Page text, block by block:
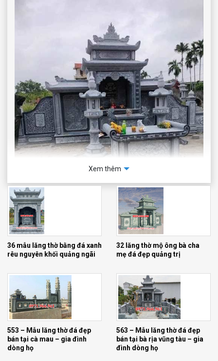
Lăng thờ đá xanh
Xem thêm
36 mẫu lăng thờ bằng đá xanh
rêu nguyên khối quảng ngãi
32 lăng thờ mộ ông bà cha
mẹ đá đẹp quảng trị
553 – Mẫu lăng thờ đá đẹp
bán tại cà mau – gia đình
dòng họ
563 – Mẫu lăng thờ đá đẹp
bán tại bà rịa vũng tàu – gia
đình dòng họ